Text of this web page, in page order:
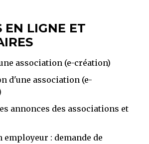
EN LIGNE ET
association (e-création)
d'une association (e-
annonces des associations et
employeur : demande de